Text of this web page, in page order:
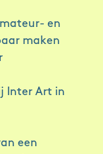
en
maken
Inter Art in
een